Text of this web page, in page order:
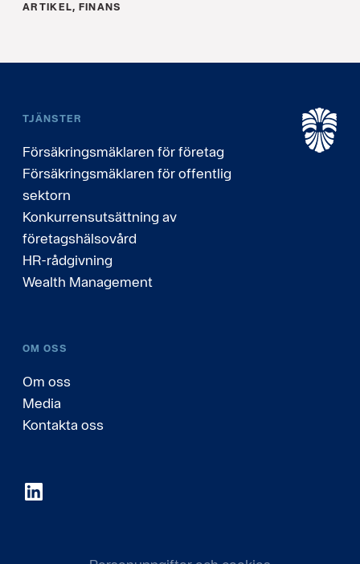
ARTIKEL, FINANS
TJÄNSTER
Försäkringsmäklaren för företag
Försäkringsmäklaren för offentlig
sektorn
Konkurrensutsättning av
företagshälsovård
HR-rådgivning
Wealth Management
OM OSS
Om oss
Media
Kontakta oss